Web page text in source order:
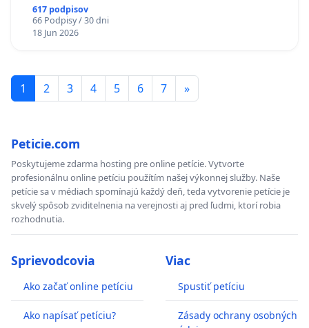
617 podpisov
66 Podpisy / 30 dni
18 Jun 2026
1 2 3 4 5 6 7 »
Peticie.com
Poskytujeme zdarma hosting pre online petície. Vytvorte
profesionálnu online petíciu použítím našej výkonnej služby. Naše
petície sa v médiach spomínajú každý deň, teda vytvorenie petície je
skvelý spôsob zviditelnenia na verejnosti aj pred ľudmi, ktorí robia
rozhodnutia.
Sprievodcovia
Ako začať online petíciu
Ako napísať petíciu?
Viac
Spustiť petíciu
Zásady ochrany osobných